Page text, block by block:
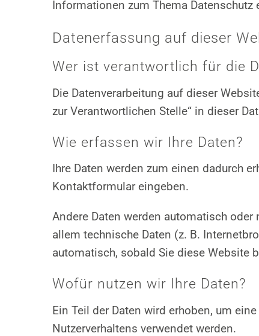
Informationen zum Thema Datenschutz
Datenerfassung auf dieser
Wer ist verantwortlich für die
Die Datenverarbeitung auf dieser
zur Verantwortlichen Stelle“ in dieser
Wie erfassen wir Ihre Daten?
Ihre Daten werden zum einen dadurch
Kontaktformular eingeben.
Andere Daten werden automatisch
allem technische Daten (z. B.
automatisch, sobald Sie diese Website
Wofür nutzen wir Ihre Daten?
Ein Teil der Daten wird erhoben, um
Nutzerverhaltens verwendet werden.